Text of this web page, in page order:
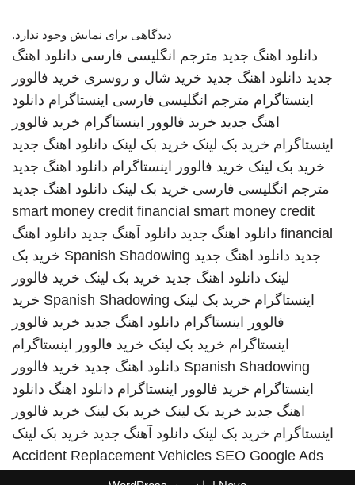
دیدگاهی برای نمایش وجود ندارد.
دانلود اهنگ جدید مترجم انگلیسی فارسی دانلود اهنگ
جدید دانلود اهنگ جدید خرید شال و روسری خرید فالوور
اینستاگرام مترجم انگلیسی فارسی اینستاگرام دانلود
اهنگ جدید خرید فالوور اینستاگرام خرید فالوور
اینستاگرام خرید بک لینک خرید بک لینک دانلود اهنگ جدید
خرید بک لینک خرید فالوور اینستاگرام دانلود اهنگ جدید
مترجم انگلیسی فارسی خرید بک لینک دانلود اهنگ جدید
smart money credit financial smart money credit
financial دانلود اهنگ جدید دانلود آهنگ جدید دانلود اهنگ
جدید دانلود اهنگ جدید Spanish Shadowing خرید بک
لینک دانلود اهنگ جدید خرید بک لینک خرید فالوور
اینستاگرام خرید بک لینک Spanish Shadowing خرید
فالوور اینستاگرام دانلود اهنگ جدید خرید فالوور
اینستاگرام خرید بک لینک خرید فالوور اینستاگرام
Spanish Shadowing دانلود اهنگ جدید خرید فالوور
اینستاگرام خرید فالوور اینستاگرام دانلود اهنگ دانلود
اهنگ جدید خرید بک لینک خرید بک لینک خرید فالوور
اینستاگرام خرید بک لینک دانلود آهنگ جدید خرید بک لینک
Accident Replacement Vehicles SEO Google Ads